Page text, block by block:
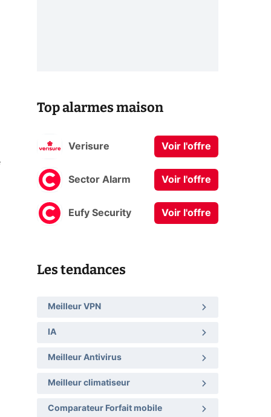
Top alarmes maison
Verisure Voir l'offre
Sector Alarm Voir l'offre
Eufy Security Voir l'offre
Les tendances
Meilleur VPN
IA
Meilleur Antivirus
Meilleur climatiseur
Comparateur Forfait mobile